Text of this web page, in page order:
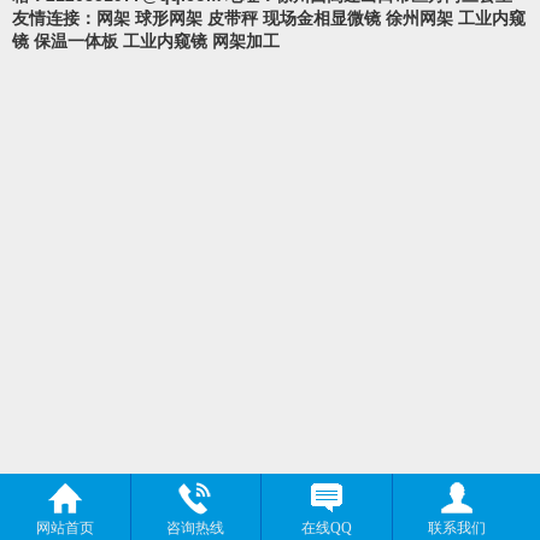
友情连接： 网架 球形网架 皮带秤 现场金相显微镜 徐州网架 工业内窥
镜 保温一体板 工业内窥镜 网架加工
网站首页 咨询热线 在线QQ 联系我们